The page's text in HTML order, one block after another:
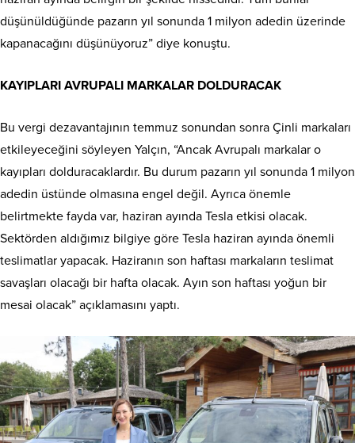
düşünüldüğünde pazarın yıl sonunda 1 milyon adedin üzerinde
kapanacağını düşünüyoruz” diye konuştu.
KAYIPLARI AVRUPALI MARKALAR DOLDURACAK
Bu vergi dezavantajının temmuz sonundan sonra Çinli markaları
etkileyeceğini söyleyen Yalçın, “Ancak Avrupalı markalar o
kayıpları dolduracaklardır. Bu durum pazarın yıl sonunda 1 milyon
adedin üstünde olmasına engel değil. Ayrıca önemle
belirtmekte fayda var, haziran ayında Tesla etkisi olacak.
Sektörden aldığımız bilgiye göre Tesla haziran ayında önemli
teslimatlar yapacak. Haziranın son haftası markaların teslimat
savaşları olacağı bir hafta olacak. Ayın son haftası yoğun bir
mesai olacak” açıklamasını yaptı.